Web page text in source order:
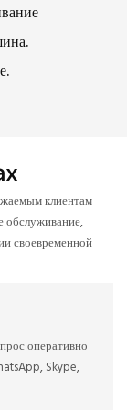
клиентам
обслуживание,
своевременной
оперативно
Skype,